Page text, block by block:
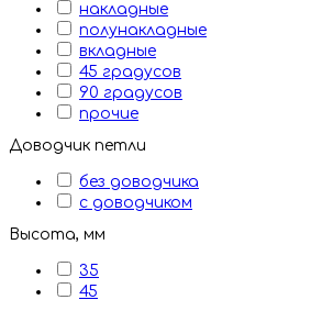
накладные
полунакладные
вкладные
45 градусов
90 градусов
прочие
Доводчик петли
без доводчика
с доводчиком
Высота, мм
35
45